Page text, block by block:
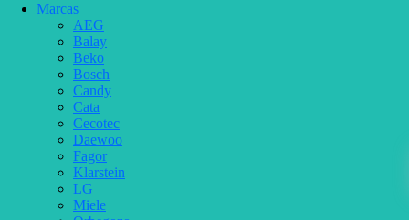
Marcas
AEG
Balay
Beko
Bosch
Candy
Cata
Cecotec
Daewoo
Fagor
Klarstein
LG
Miele